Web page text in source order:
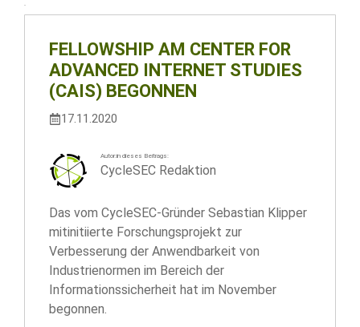
FELLOWSHIP AM CENTER FOR
ADVANCED INTERNET STUDIES
(CAIS) BEGONNEN
17.11.2020
Autor:in dieses Beitrags:
CycleSEC Redaktion
Das vom CycleSEC-Gründer Sebastian Klipper
mitinitiierte Forschungsprojekt zur
Verbesserung der Anwendbarkeit von
Industrienormen im Bereich der
Informationssicherheit hat im November
begonnen.